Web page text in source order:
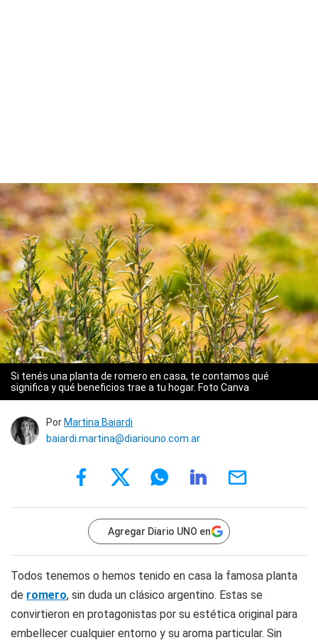
Si tenés una planta de romero en casa, te contamos qué
significa y qué beneficios trae a tu hogar. Foto Canva
Por Martina Baiardi
baiardi.martina@diariouno.com.ar
Agregar Diario UNO en
Todos tenemos o hemos tenido en casa la famosa planta
de romero, sin duda un clásico argentino. Estas se
convirtieron en protagonistas por su estética original para
embellecer cualquier entorno y su aroma particular. Sin